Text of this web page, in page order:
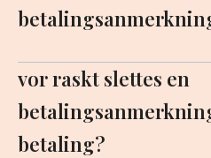
vor raskt slettes en
betaling?